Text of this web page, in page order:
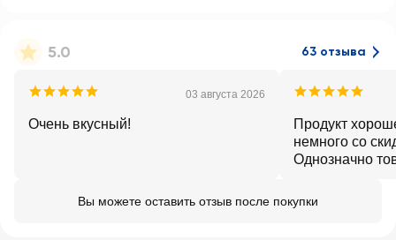
5.0 63 отзыва
03 августа 2026
Очень вкусный!
Продукт
немного со
Однозначно
мартини 👌
Вы можете оставить отзыв после покупки